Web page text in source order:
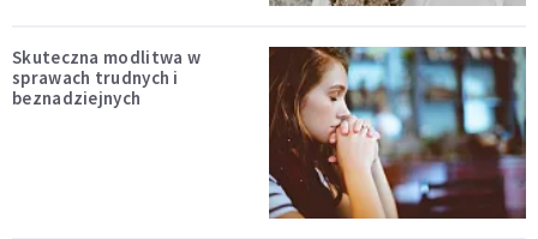
Skuteczna modlitwa w
sprawach trudnych i
beznadziejnych